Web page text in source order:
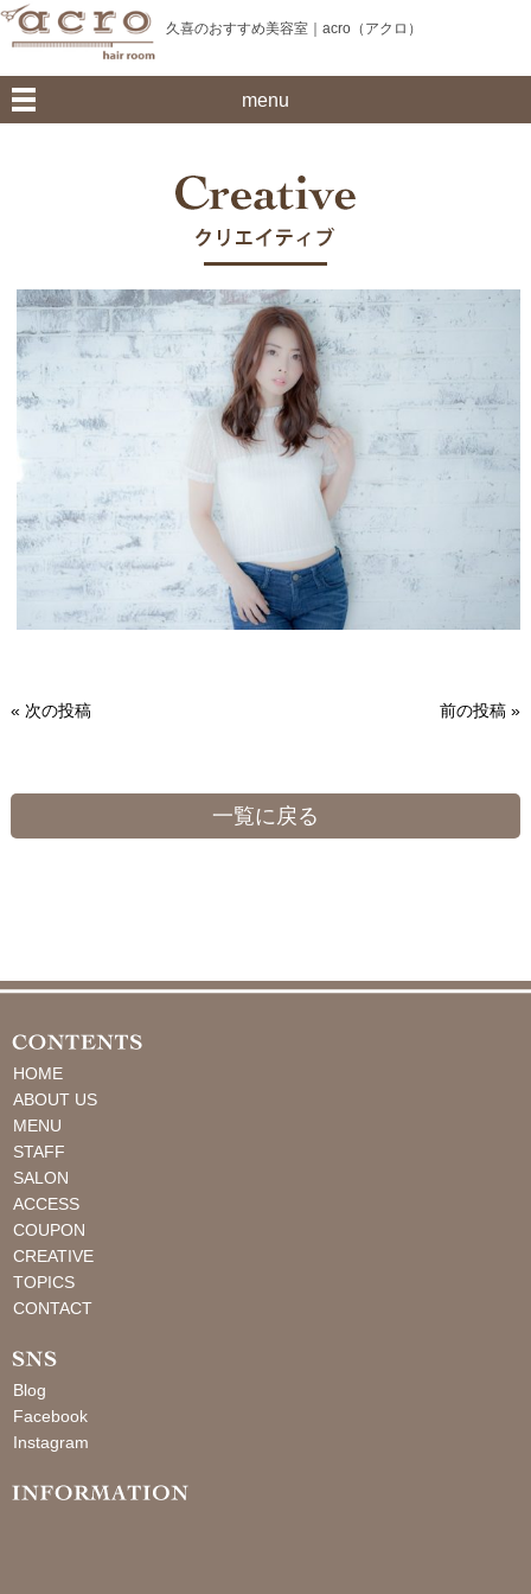
久喜のおすすめ美容室｜acro（アクロ）
menu
« 次の投稿 前の投稿 »
一覧に戻る
HOME
ABOUT US
MENU
STAFF
SALON
ACCESS
COUPON
CREATIVE
TOPICS
CONTACT
Blog
Facebook
Instagram